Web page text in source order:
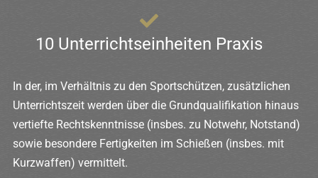
10 Unterrichtseinheiten Praxis
In der, im Verhältnis zu den Sportschützen, zusätzlichen
Unterrichtszeit werden über die Grundqualifikation hinaus
vertiefte Rechtskenntnisse (insbes. zu Notwehr, Notstand)
sowie besondere Fertigkeiten im Schießen (insbes. mit
Kurzwaffen) vermittelt.